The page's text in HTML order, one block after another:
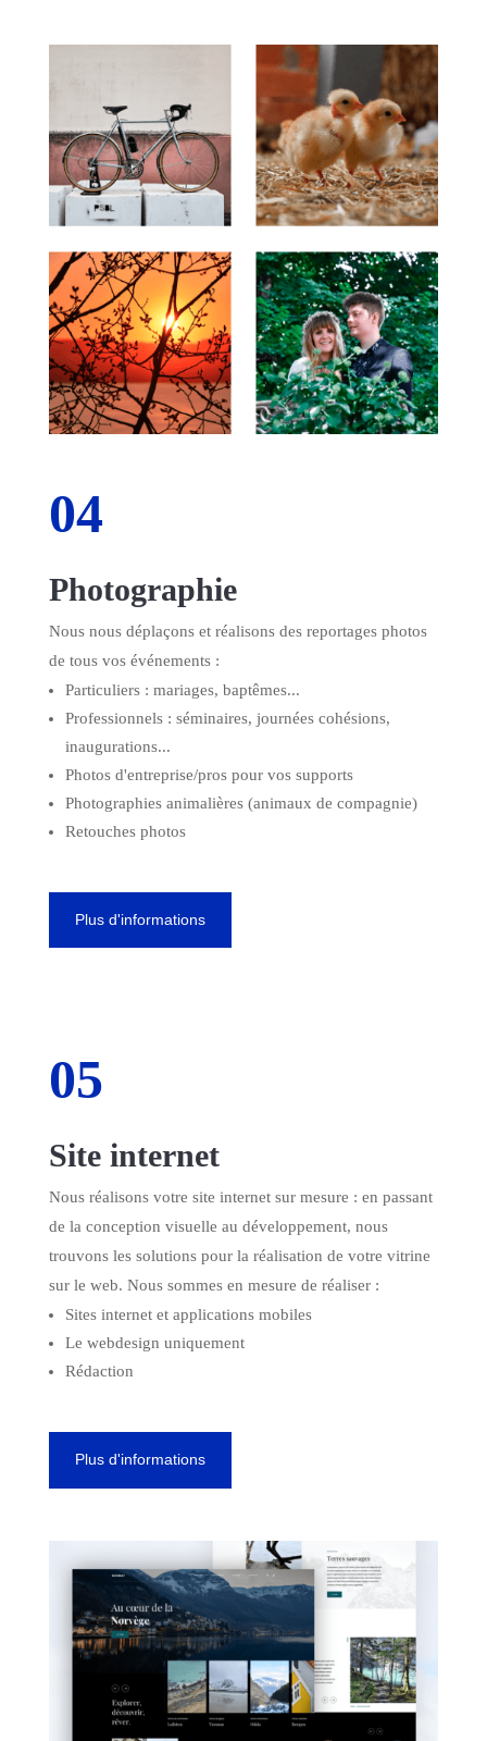
04
Photographie
Nous nous déplaçons et réalisons des reportages photos
de tous vos événements :
Particuliers : mariages, baptêmes...
Professionnels : séminaires, journées cohésions,
inaugurations...
Photos d'entreprise/pros pour vos supports
Photographies animalières (animaux de compagnie)
Retouches photos
Plus d'informations
05
Site internet
Nous réalisons votre site internet sur mesure : en passant
de la conception visuelle au développement, nous
trouvons les solutions pour la réalisation de votre vitrine
sur le web. Nous sommes en mesure de réaliser :
Sites internet et applications mobiles
Le webdesign uniquement
Rédaction
Plus d'informations